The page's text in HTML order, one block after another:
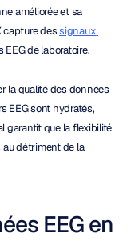
améliorée et sa
capture des signaux
de laboratoire.
la qualité des données
EEG sont hydratés,
garantit que la flexibilité
détriment de la
EEG en